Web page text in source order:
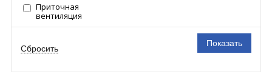
Приточная
вентиляция